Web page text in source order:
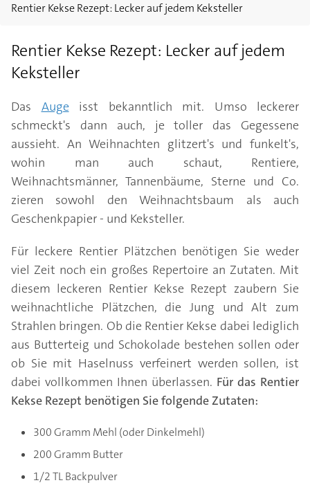
Rentier Kekse Rezept: Lecker auf jedem Keksteller
Rentier Kekse Rezept: Lecker auf jedem
Keksteller
Das Augeisst bekanntlich mit. Umso leckerer
schmeckt's dann auch, je toller das Gegessene
aussieht. An Weihnachten glitzert's und funkelt's,
wohin man auch schaut, Rentiere,
Weihnachtsmänner, Tannenbäume, Sterne und Co.
zieren sowohl den Weihnachtsbaum als auch
Geschenkpapier - und Keksteller.
Für leckere Rentier Plätzchen benötigen Sie weder
viel Zeit noch ein großes Repertoire an Zutaten. Mit
diesem leckeren Rentier Kekse Rezept zaubern Sie
weihnachtliche Plätzchen, die Jung und Alt zum
Strahlen bringen. Ob die Rentier Kekse dabei lediglich
aus Butterteig und Schokolade bestehen sollen oder
ob Sie mit Haselnuss verfeinert werden sollen, ist
dabei vollkommen Ihnen überlassen. Für das Rentier
Kekse Rezept benötigen Sie folgende Zutaten:
300 Gramm Mehl (oder Dinkelmehl)
200 Gramm Butter
1/2 TL Backpulver